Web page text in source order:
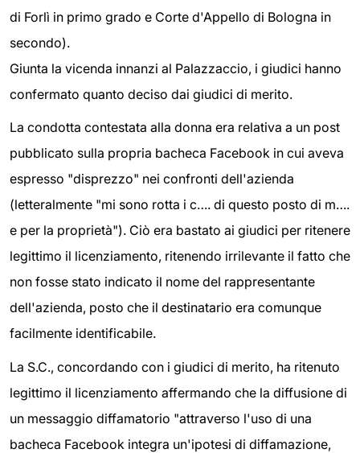
di Forlì in primo grado e Corte d'Appello di Bologna in
secondo).
Giunta la vicenda innanzi al Palazzaccio, i giudici hanno
confermato quanto deciso dai giudici di merito.
La condotta contestata alla donna era relativa a un post
pubblicato sulla propria bacheca Facebook in cui aveva
espresso "disprezzo" nei confronti dell'azienda
(letteralmente "mi sono rotta i c…. di questo posto di m….
e per la proprietà"). Ciò era bastato ai giudici per ritenere
legittimo il licenziamento, ritenendo irrilevante il fatto che
non fosse stato indicato il nome del rappresentante
dell'azienda, posto che il destinatario era comunque
facilmente identificabile.
La S.C., concordando con i giudici di merito, ha ritenuto
legittimo il licenziamento affermando che la diffusione di
un messaggio diffamatorio "attraverso l'uso di una
bacheca Facebook integra un'ipotesi di diffamazione,